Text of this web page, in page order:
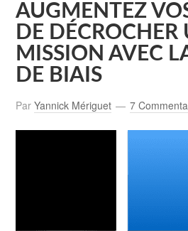
AUGMENTEZ
DE DÉCROCHER
MISSION AVEC
DE BIAIS
ParYannick Mériguet 7